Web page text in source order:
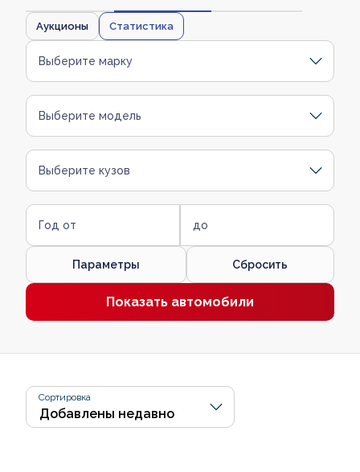
Аукционы Статистика
Выберите марку
Выберите модель
Выберите кузов
Год от до
Параметры Сбросить
Показать автомобили
Сортировка